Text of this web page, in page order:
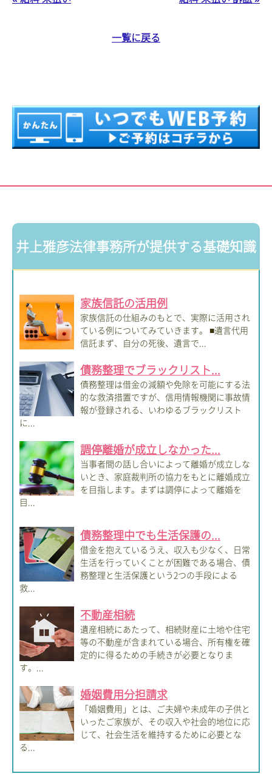
一覧に戻る
井上雅彦法律事務所が提供する基礎知識
家族信託の活用例
家族信託の仕組みのもとで、実際に活用され
ている例についてみていきます。 ■遺言代用
信託まず、自分の死後、遺言で...
債務整理でブラックリスト...
債務整理は借金の減額や免除を可能にする法
的な救済措置ですが、信用情報機関に事故情
報が登録される、いわゆるブラックリスト
に...
調停離婚が成立しなかった...
当事者間の話し合いによって離婚が成立しな
いとき、家庭裁判所の協力をもとに離婚成立
を目指します。まずは調停によって離婚を
目...
債務整理中でも生活保護の...
借金を抱えているうえ、収入も少なく、日常
生活を行っていくことが困難である場合、債
務整理と生活保護という2つの手段による
救...
不動産相続
遺産相続にあたって、相続財産に土地や住宅
等の不動産が含まれている場合、所有権を確
定的に得るための手続きが必要となりま
す。...
婚姻費用分担請求
「婚姻費用」とは、ご夫婦や未成年の子供と
いったご家族が、その収入や社会的地位に応
じて、社会生活を維持するために必要とな
る...